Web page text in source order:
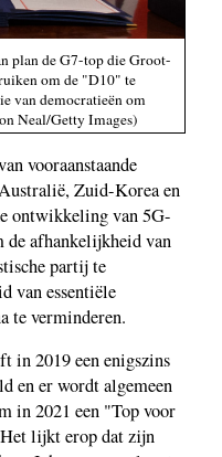
plan de G7-top die Groot-
om de "D10" te
van democratieën om
Neal/Getty Images)
vooraanstaande
Zuid-Korea en
ontwikkeling van 5G-
de afhankelijkheid van
partij te
van essentiële
te verminderen.
in 2019 een enigszins
en er wordt algemeen
in 2021 een "Top voor
lijkt erop dat zijn